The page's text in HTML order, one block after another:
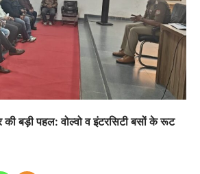
की बड़ी पहल: वोल्वो व इंटरसिटी बसों के रूट